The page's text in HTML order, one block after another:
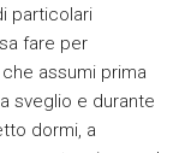
particolari
fare per
assumi prima
sveglio e durante
dormi, a